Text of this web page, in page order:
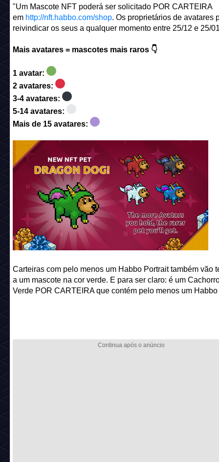
"Um Mascote NFT poderá ser solicitado POR CARTEIRA
em http://nft.habbo.com/shop. Os proprietários de avatares
reivindicar os seus a qualquer momento entre 25/12 e 25/
Mais avatares = mascotes mais raros 👇
1 avatar:
2 avatares:
3-4 avatares:
5-14 avatares:
Mais de 15 avatares:
Carteiras com pelo menos um Habbo Portrait também vão
a um mascote na cor verde. E para ser claro: é um
Verde POR CARTEIRA que contém pelo menos um Habbo